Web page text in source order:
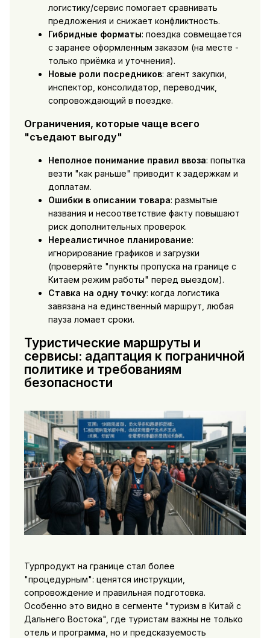
логистику/сервис помогает сравнивать
предложения и снижает конфликтность.
Гибридные форматы: поездка совмещается
с заранее оформленным заказом (на месте -
только приёмка и уточнения).
Новые роли посредников: агент закупки,
инспектор, консолидатор, переводчик,
сопровождающий в поездке.
Ограничения, которые чаще всего
"съедают выгоду"
Неполное понимание правил ввоза: попытка
везти "как раньше" приводит к задержкам и
доплатам.
Ошибки в описании товара: размытые
названия и несоответствие факту повышают
риск дополнительных проверок.
Нереалистичное планирование:
игнорирование графиков и загрузки
(проверяйте "пункты пропуска на границе с
Китаем режим работы" перед выездом).
Ставка на одну точку: когда логистика
завязана на единственный маршрут, любая
пауза ломает сроки.
Туристические маршруты и
сервисы: адаптация к пограничной
политике и требованиям
безопасности
Турпродукт на границе стал более
"процедурным": ценятся инструкции,
сопровождение и правильная подготовка.
Особенно это видно в сегменте "туризм в Китай с
Дальнего Востока", где туристам важны не только
отель и программа, но и предсказуемость